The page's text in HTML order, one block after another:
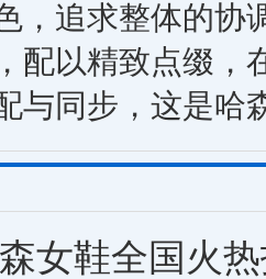
，追求整体的协
配以精致点缀，
与同步，这是哈
女鞋全国火